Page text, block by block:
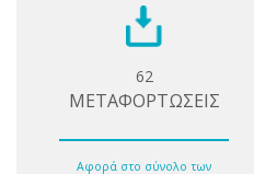
62
ΜΕΤΑΦΟΡΤΩΣΕΙΣ
Αφορά στο σύνολο των